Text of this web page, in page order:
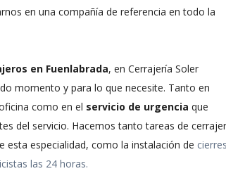
en una compañía de referencia en todo la
en Fuenlabrada, en Cerrajería Soler
momento y para lo que necesite. Tanto en
como en el servicio de urgencia que
del servicio. Hacemos tanto tareas de
esta especialidad, como la instalación de cierres
las 24 horas.